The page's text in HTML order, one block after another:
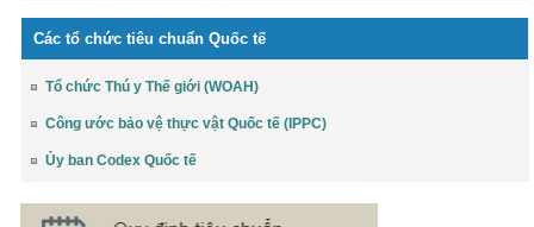
Các tổ chức tiêu chuẩn Quốc tế
Tổ chức Thú y Thế giới (WOAH)
Công ước bảo vệ thực vật Quốc tế (IPPC)
Ủy ban Codex Quốc tế